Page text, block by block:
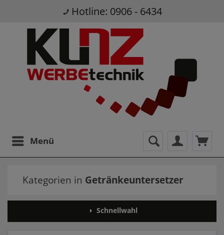
Hotline: 0906 - 6434
Menü
Kategorien in Getränkeuntersetzer
Schnellwahl